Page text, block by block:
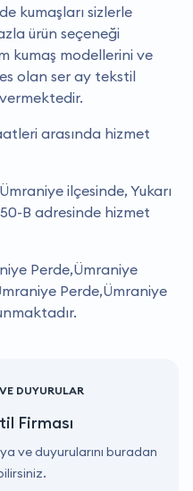
kumaşları sizlerle
ürün seçeneği
kumaş modellerini ve
olan ser ay tekstil
arasında hizmet
ilçesinde, Yukarı
B adresinde hizmet
Perde,Ümraniye
Perde,Ümraniye
DUYURULAR
Firması
ve duyurularını buradan